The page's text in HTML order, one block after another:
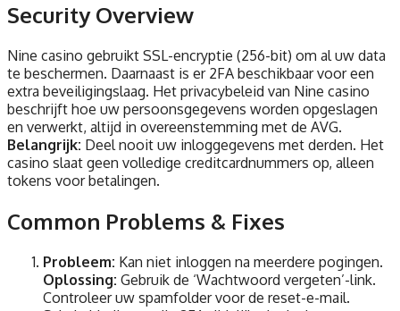
Security Overview
Nine casino gebruikt SSL-encryptie (256-bit) om al uw data
te beschermen. Daarnaast is er 2FA beschikbaar voor een
extra beveiligingslaag. Het privacybeleid van Nine casino
beschrijft hoe uw persoonsgegevens worden opgeslagen
en verwerkt, altijd in overeenstemming met de AVG.
Belangrijk: Deel nooit uw inloggegevens met derden. Het
casino slaat geen volledige creditcardnummers op, alleen
tokens voor betalingen.
Common Problems & Fixes
Probleem: Kan niet inloggen na meerdere pogingen.
Oplossing: Gebruik de ‘Wachtwoord vergeten’-link.
Controleer uw spamfolder voor de reset-e-mail.